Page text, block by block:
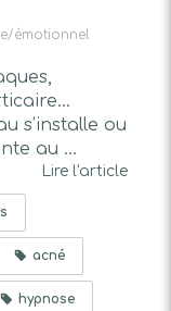
émotionnel
s’installe ou
au ...
Lire l'article
acné
hypnose